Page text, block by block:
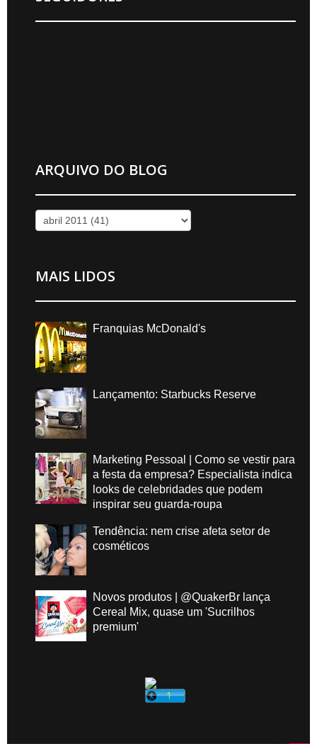
ARQUIVO DO BLOG
MAIS LIDOS
Franquias McDonald's
Lançamento: Starbucks Reserve
Marketing Pessoal | Como se vestir para
a festa da empresa? Especialista indica
looks de celebridades que podem
inspirar seu guarda-roupa
Tendência: nem crise afeta setor de
cosméticos
Novos produtos | @QuakerBr lança
Cereal Mix, quase um 'Sucrilhos
premium'